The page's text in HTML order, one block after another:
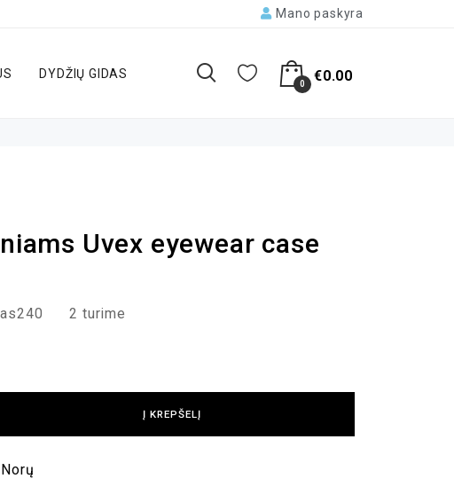
Mano paskyra
DYDŽIŲ GIDAS
0 €0.00
Uvex eyewear case
2 turime
Į KREPŠELĮ